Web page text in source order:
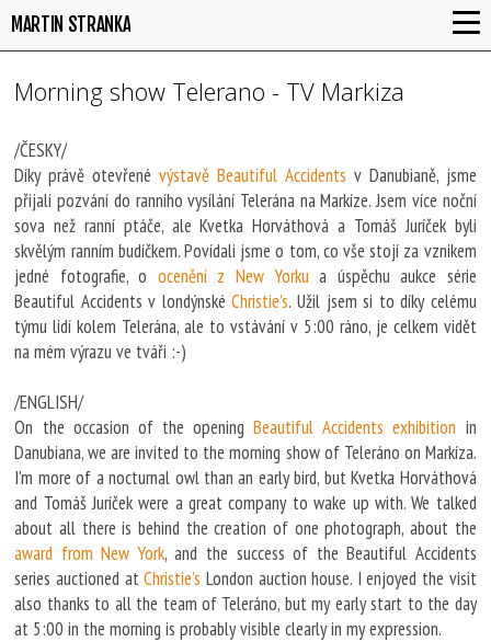
MARTIN STRANKA
Morning show Telerano - TV Markiza
/ČESKY/
Díky právě otevřenévýstavě Beautiful Accidents v Danubianě, jsme
přijali pozvání do ranního vysílání Telerána na Markíze. Jsem více noční
sova než ranní ptáče, ale Kvetka Horváthová a Tomáš Juríček byli
skvělým ranním budíčkem. Povídali jsme o tom, co vše stojí za vznikem
jedné fotografie, o ocenění z New Yorkua úspěchu aukce série
Beautiful Accidents v londýnskéChristie's. Užil jsem si to díky celému
týmu lidí kolem Telerána, ale to vstávání v 5:00 ráno, je celkem vidět
na mém výrazu ve tváři :-)
/ENGLISH/
On the occasion of the openingBeautiful Accidents exhibition in
Danubiana, we are invited to the morning show of Teleráno on Markíza.
I'm more of a nocturnal owl than an early bird, but Kvetka Horváthová
and Tomáš Juríček were a great company to wake up with. We talked
about all there is behind the creation of one photograph, about the
award from New York, and the success of the Beautiful Accidents
series auctioned atChristie's London auction house. I enjoyed the visit
also thanks to all the team of Teleráno, but my early start to the day
at 5:00 in the morning is probably visible clearly in my expression.